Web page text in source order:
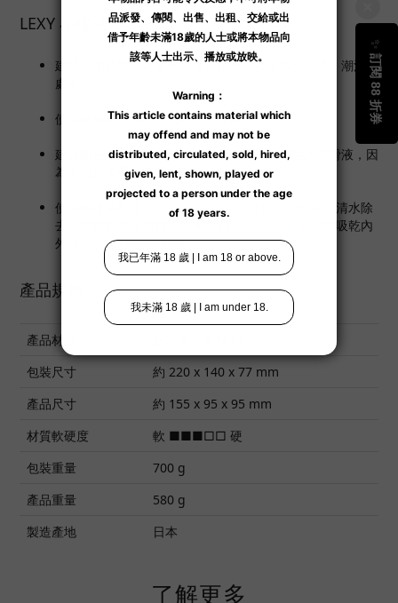
LEXY 小建議
建議收納於陰涼之處所，避免陽光直接曝曬、高溫、潮濕之
處所。
使用時如有不適，請立即停止使用。
建議配合水溶性的潤滑液使用；避免使用矽性的潤滑液，因
為會損耗產品上的矽膠表層。
使用後建議配用 男士玩具清潔產品
作清洗，然後以清水除
去清潔物質及使用自慰器專用的
幫助吸乾內
外水份，保持清潔乾爽。
產品規格
產品材質
包裝尺寸
約 220 x 140 x 77 mm
產品尺寸
約 155 x 95 x 95 mm
材質軟硬度
軟 ■■■□□ 硬
包裝重量
700 g
產品重量
580 g
製造產地
日本
了解更多